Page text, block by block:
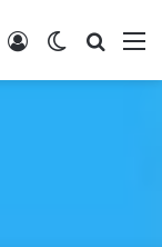
Switch skin
Войти